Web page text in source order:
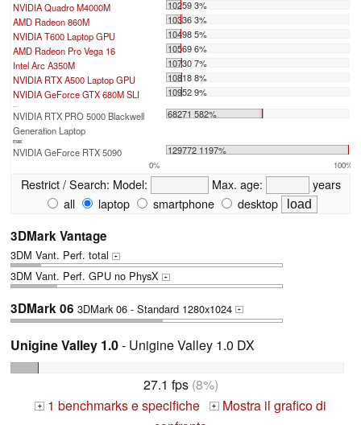
NVIDIA Quadro M4000M
10259 3%
AMD Radeon 860M
10336 3%
NVIDIA T600 Laptop GPU
10498 5%
AMD Radeon Pro Vega 16
10569 6%
Intel Arc A350M
10730 7%
NVIDIA RTX A500 Laptop GPU
10818 8%
NVIDIA GeForce GTX 680M SLI
10952 9%
...
NVIDIA RTX PRO 5000 Blackwell
Generation Laptop
68271 582%
max:
NVIDIA GeForce RTX 5090 129772 1197%
0% 100%
Restrict / Search: Model: Max. age:
years
all
laptop smartphone desktop
3DMark Vantage
3DM Vant. Perf. total +
3DM Vant. Perf. GPU no PhysX +
3DMark 06 3DMark 06 - Standard 1280x1024 +
Unigine Valley 1.0- Unigine Valley 1.0 DX
27.1 fps(8%)
+ 1 benchmarks e specifiche + Mostra il grafico di